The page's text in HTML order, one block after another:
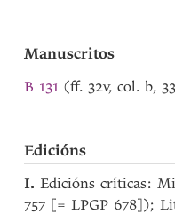
Manuscritos
B 131 (ff. 32v, col. b,
Edicións
I. Edicións críticas:
757 [= LPGP 678]);